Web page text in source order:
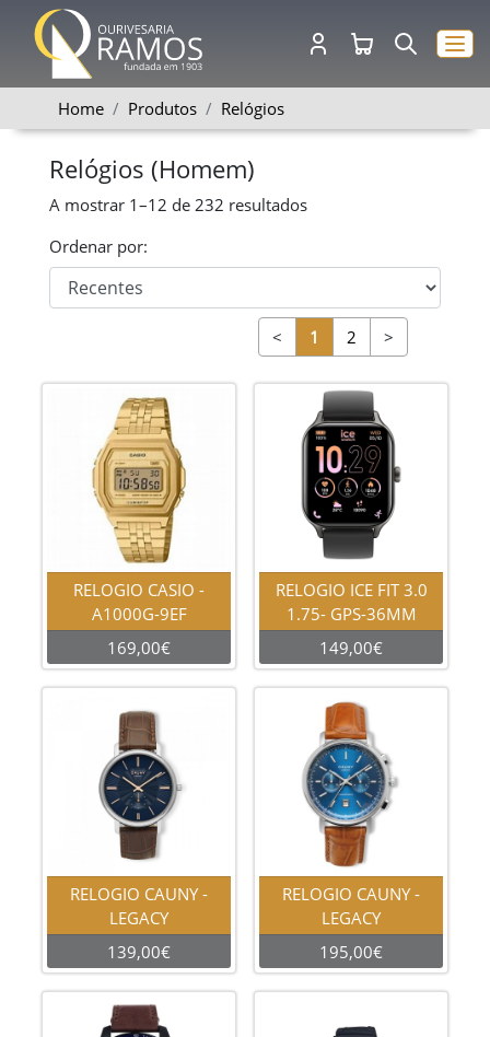
Home Produtos Relógios
Relógios (Homem)
A mostrar 1–12 de 232 resultados
Ordenar por:
< 1 2 >
RELOGIO CASIO -
A1000G-9EF
169,00€
RELOGIO ICE FIT 3.0
1.75- GPS-36MM
149,00€
RELOGIO CAUNY -
LEGACY
139,00€
RELOGIO CAUNY -
LEGACY
195,00€